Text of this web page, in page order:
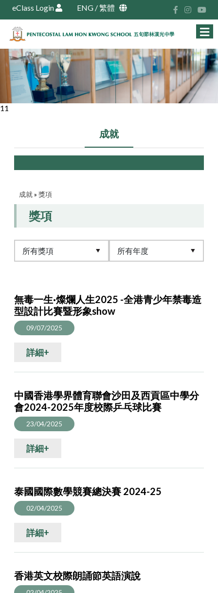
eClass Login ENG /繁體
11
成就
成就» 獎項
獎項
無毒一生·燦爛人生2025 -全港青少年禁毒造
型設計比賽暨形象show
09/07/2025
詳細+
中國香港學界體育聯會沙田及西貢區中學分
會2024-2025年度校際乒乓球比賽
23/04/2025
詳細+
泰國國際數學競賽總決賽 2024-25
02/04/2025
詳細+
香港英文校際朗誦節英語演說